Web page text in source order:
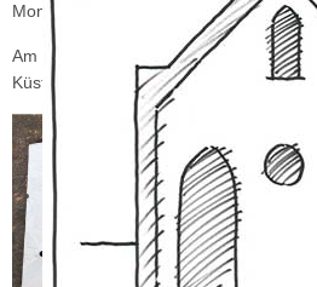
Montage bereitstand.
Am 1. Samstag im Juli wurde die
Küsterin Frau Körfer angehalten.